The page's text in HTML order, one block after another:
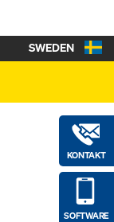
KONTAKT
SOFTWARE
SWEDEN